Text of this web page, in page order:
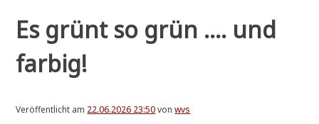
Es grünt so grün .... und
farbig!
Veröffentlicht am 22.06.2026 23:50vonwvs